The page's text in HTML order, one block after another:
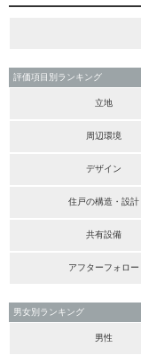
評価項目別ランキング
立地
周辺環境
デザイン
住戸の構造・設計
共有設備
アフターフォロー
男女別ランキング
男性